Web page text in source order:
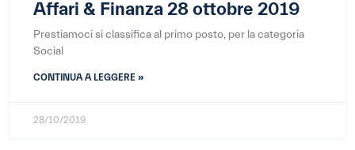
Affari & Finanza 28 ottobre 2019
Prestiamoci si classifica al primo posto, per la categoria
Social
CONTINUA A LEGGERE »
28/10/2019